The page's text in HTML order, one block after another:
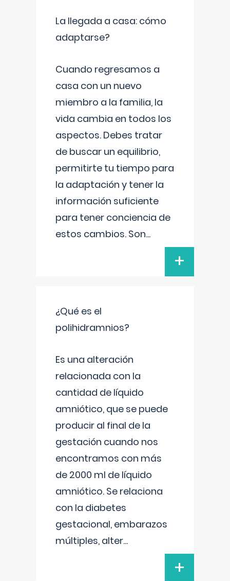
La llegada a casa: cómo
adaptarse?
Cuando regresamos a
casa con un nuevo
miembro a la familia, la
vida cambia en todos los
aspectos. Debes tratar
de buscar un equilibrio,
permitirte tu tiempo para
la adaptación y tener la
información suficiente
para tener conciencia de
estos cambios. Son...
+
¿Qué es el
polihidramnios?
Es una alteración
relacionada con la
cantidad de líquido
amniótico, que se puede
producir al final de la
gestación cuando nos
encontramos con más
de 2000 ml de líquido
amniótico. Se relaciona
con la diabetes
gestacional, embarazos
múltiples, alter...
+